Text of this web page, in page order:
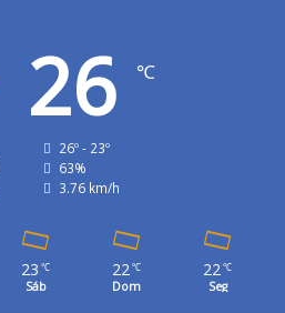
26 ℃
26º - 23º
63%
3.76 km/h
23 ℃
Sáb
22℃
Dom
22℃
Seg